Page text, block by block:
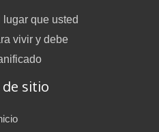
lugar que usted
vivir y debe
de sitio